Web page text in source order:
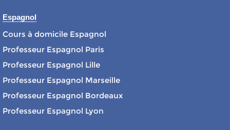
Espagnol
Cours à domicile Espagnol
Professeur Espagnol Paris
Professeur Espagnol Lille
Professeur Espagnol Marseille
Professeur Espagnol Bordeaux
Professeur Espagnol Lyon